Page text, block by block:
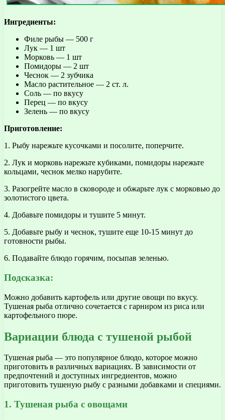
Ингредиенты:
Филе рыбы — 500 г
Лук — 1 шт
Морковь — 1 шт
Помидоры — 2 шт
Чеснок — 2 зубчика
Масло растительное — 2 ст. л.
Соль — по вкусу
Перец — по вкусу
Зелень — по вкусу
Приготовление:
1. Рыбу нарежьте кусочками и посолите, поперчите.
2. Лук и морковь нарежьте кубиками, помидоры нарежьте
кольцами, чеснок мелко нарубите.
3. Разогрейте масло в сковороде и обжарьте лук с морковью до
золотистого цвета.
4. Добавьте помидоры и тушите 5 минут.
5. Добавьте рыбу и чеснок, тушите еще 10-15 минут до
готовности рыбы.
6. Подавайте блюдо горячим, посыпав зеленью.
Подсказка:
Можно добавить картофель или другие овощи по вкусу.
Тушеная рыба отлично сочетается с гарниром из риса или
картофельного пюре.
Вариации блюда с тушеной рыбой
Тушеная рыба — это популярное блюдо, которое можно
приготовить в различных вариациях. В зависимости от
предпочтений и доступных ингредиентов, можно
приготовить тушеную рыбу с разными добавками и специями.
1. Тушеная рыба с овощами